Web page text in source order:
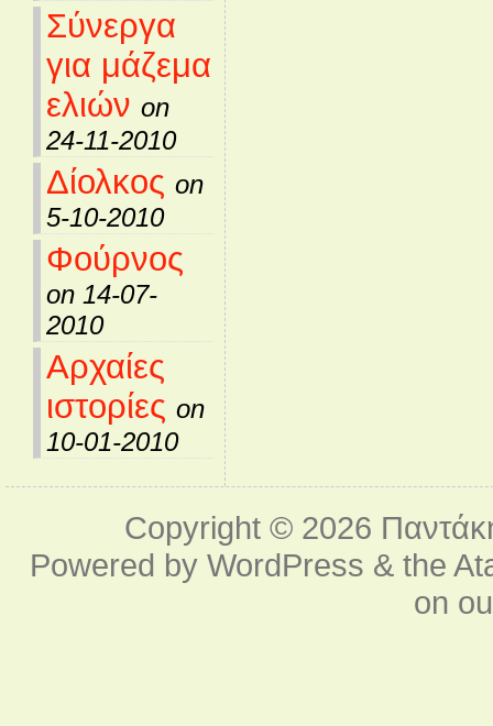
Σύνεργα
για μάζεμα
ελιών on
24-11-2010
Δίολκος on
5-10-2010
Φούρνος
on 14-07-
2010
Αρχαίες
ιστορίες on
10-01-2010
Copyright © 2026
Powered byWordPress & the
on